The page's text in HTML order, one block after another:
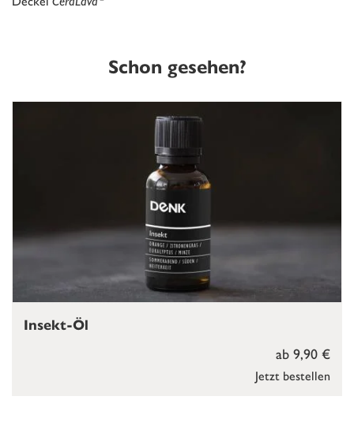
Schon gesehen?
Jetzt bestellen
ab 9,90 €
Insekt-Öl